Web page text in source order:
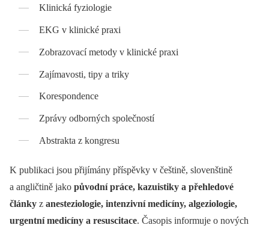
Klinická fyziologie
EKG v klinické praxi
Zobrazovací metody v klinické praxi
Zajímavosti, tipy a triky
Korespondence
Zprávy odborných společností
Abstrakta z kongresu
K publikaci jsou přijímány příspěvky v češtině, slovenštině
a angličtině jako původní práce, kazuistiky a přehledové
články z anesteziologie, intenzivní medicíny, algeziologie,
urgentní medicíny a resuscitace. Časopis informuje o nových